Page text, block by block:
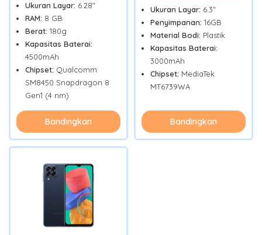
Ukuran Layar: 6.28"
RAM: 8 GB
Berat: 180g
Kapasitas Baterai:
4500mAh
Chipset: Qualcomm
SM8450 Snapdragon 8
Gen1 (4 nm)
Bandingkan
Ukuran Layar: 6.3"
Penyimpanan: 16GB
Material Bodi: Plastik
Kapasitas Baterai:
3000mAh
Chipset: MediaTek
MT6739WA
Bandingkan